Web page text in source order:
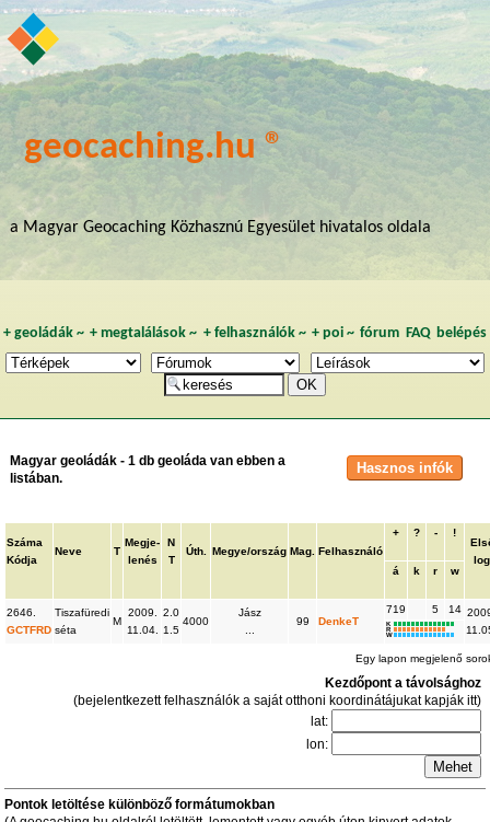
geocaching.hu ®
a Magyar Geocaching Közhasznú Egyesület hivatalos oldala
+ geoládák~ +megtalálások ~ + felhasználók~ + poi~ fórum FAQ belépés
Magyar geoládák - 1 db geoláda van ebben a
listában.
Száma
Kódja
Neve T
Megje-
lenés
N
T
Úth. Megye/ország Mag. Felhasználó
+ ? -
!
log
á
k r w
2646.
GCTFRD
Tiszafüredi
séta
M
2009.
11.04.
2.0
1.5
4000
Jász
...
99 DenkeT
719 5 14
K
R
W
Egy lapon megjelenő
Kezdőpont a távolsághoz
(bejelentkezett felhasználók a saját otthoni koordinátájukat kapják itt)
lat:
lon:
Pontok letöltése különböző formátumokban